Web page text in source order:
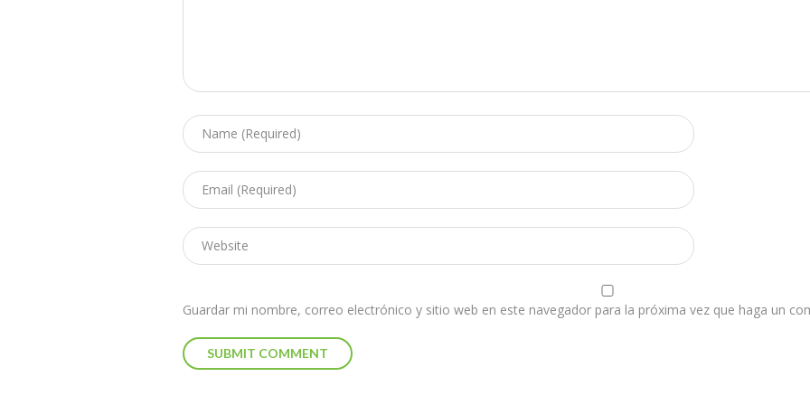
Guardar mi nombre, correo electrónico y sitio web en este navegador para la próxima vez que haga un